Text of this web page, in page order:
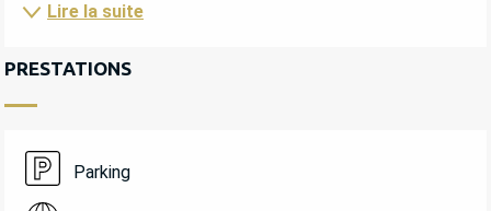
Lire la suite
PRESTATIONS
Parking